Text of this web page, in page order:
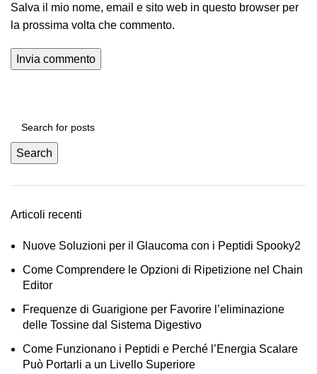
Salva il mio nome, email e sito web in questo browser per
la prossima volta che commento.
Search
Articoli recenti
Nuove Soluzioni per il Glaucoma con i Peptidi Spooky2
Come Comprendere le Opzioni di Ripetizione nel Chain
Editor
Frequenze di Guarigione per Favorire l’eliminazione
delle Tossine dal Sistema Digestivo
Come Funzionano i Peptidi e Perché l’Energia Scalare
Può Portarli a un Livello Superiore